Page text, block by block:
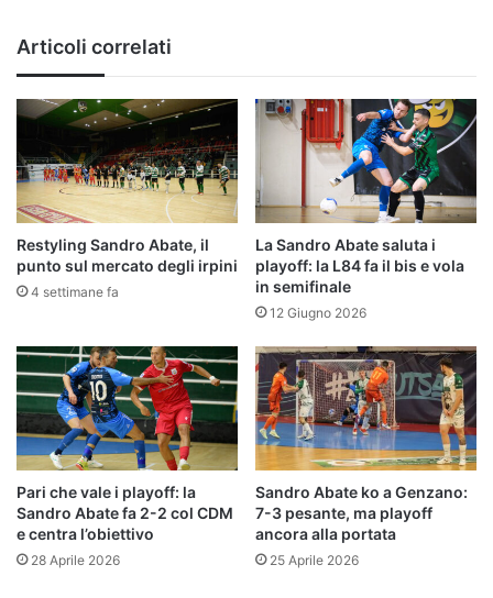
avevo
mai
trovato"
Articoli correlati
Restyling Sandro Abate, il
punto sul mercato degli irpini
4 settimane fa
La Sandro Abate saluta i
playoff: la L84 fa il bis e vola
in semifinale
12 Giugno 2026
Pari che vale i playoff: la
Sandro Abate fa 2-2 col CDM
e centra l’obiettivo
28 Aprile 2026
Sandro Abate ko a Genzano:
7-3 pesante, ma playoff
ancora alla portata
25 Aprile 2026